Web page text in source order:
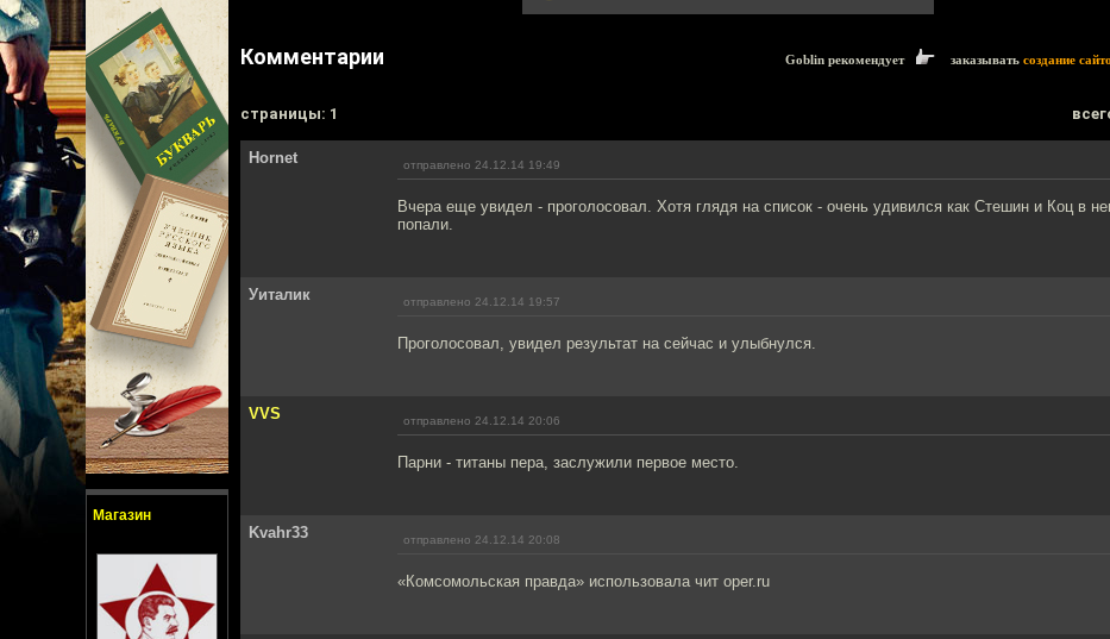
Магазин
Комментарии Goblin рекомендует заказывать создание
cтраницы: 1
Hornet отправлено 24.12.14 19:49
Вчера еще увидел - проголосовал. Хотя глядя на список - очень удивился как Стешин и Коц в
попали.
Уиталик отправлено 24.12.14 19:57
Проголосовал, увидел результат на сейчас и улыбнулся.
VVS отправлено 24.12.14 20:06
Парни - титаны пера, заслужили первое место.
Kvahr33 отправлено 24.12.14 20:08
«Комсомольская правда» использовала чит oper.ru